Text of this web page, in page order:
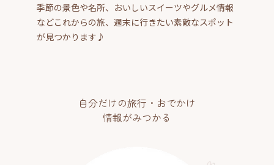
季節の景色や名所、おいしいスイーツやグルメ情報
などこれからの旅、週末に行きたい素敵なスポット
が見つかります♪
自分だけの旅行・おでかけ
情報がみつかる